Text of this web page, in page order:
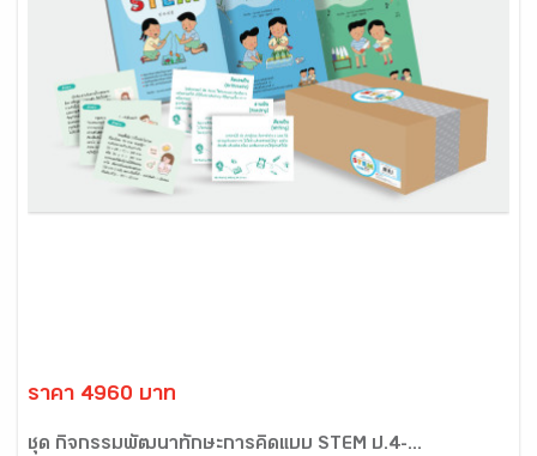
ราคา 4960 บาท
ชุด กิจกรรมพัฒนาทักษะการคิดแบบ STEM ป.4-...